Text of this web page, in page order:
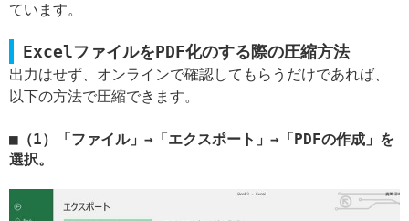
ています。
ExcelファイルをPDF化のする際の圧縮方法
出力はせず、オンラインで確認してもらうだけであれば、
以下の方法で圧縮できます。
（1）「ファイル」→「エクスポート」→「PDFの作成」を
選択。